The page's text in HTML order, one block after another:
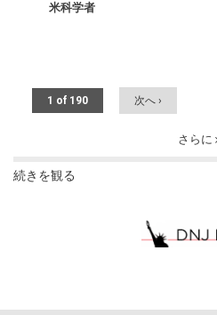
米科学者
1 of 190 次へ ›
さらに
続きを観る